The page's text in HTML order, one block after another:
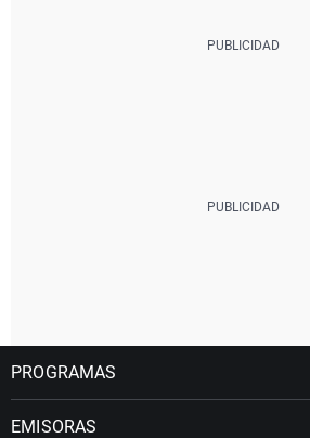
PROGRAMAS
EMISORAS